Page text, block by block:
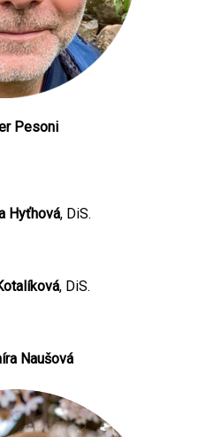
Pesoni
Hyťhová, DiS.
, DiS.
Naušová